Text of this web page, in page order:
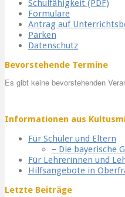
Schulfähigkeit (PDF)
Formulare
Antrag auf
Parken
Datenschutz
Bevorstehende Termine
Es gibt keine bevorstehenden
Informationen aus
Für Schüler und Eltern
– Die bayerische
Für Lehrerinnen und
Hilfsangebote in
Letzte Beiträge